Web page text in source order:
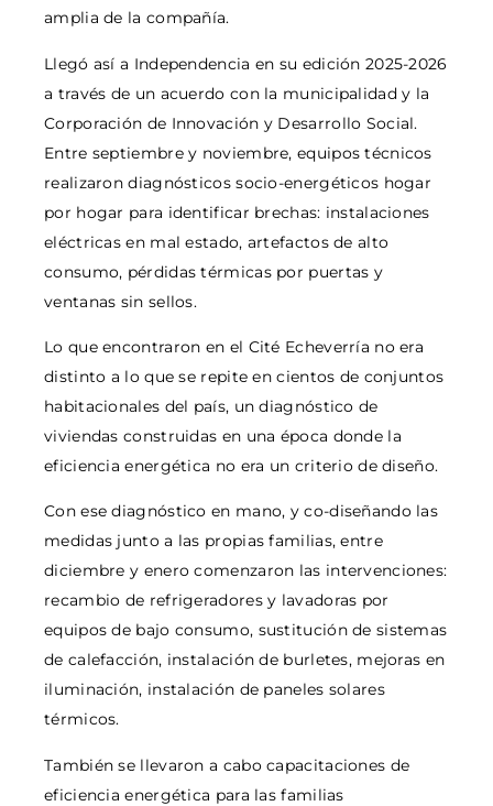
amplia de la compañía.
Llegó así a Independencia en su edición 2025-2026
a través de un acuerdo con la municipalidad y la
Corporación de Innovación y Desarrollo Social.
Entre septiembre y noviembre, equipos técnicos
realizaron diagnósticos socio-energéticos hogar
por hogar para identificar brechas: instalaciones
eléctricas en mal estado, artefactos de alto
consumo, pérdidas térmicas por puertas y
ventanas sin sellos.
Lo que encontraron en el Cité Echeverría no era
distinto a lo que se repite en cientos de conjuntos
habitacionales del país, un diagnóstico de
viviendas construidas en una época donde la
eficiencia energética no era un criterio de diseño.
Con ese diagnóstico en mano, y co-diseñando las
medidas junto a las propias familias, entre
diciembre y enero comenzaron las intervenciones:
recambio de refrigeradores y lavadoras por
equipos de bajo consumo, sustitución de sistemas
de calefacción, instalación de burletes, mejoras en
iluminación, instalación de paneles solares
térmicos.
También se llevaron a cabo capacitaciones de
eficiencia energética para las familias